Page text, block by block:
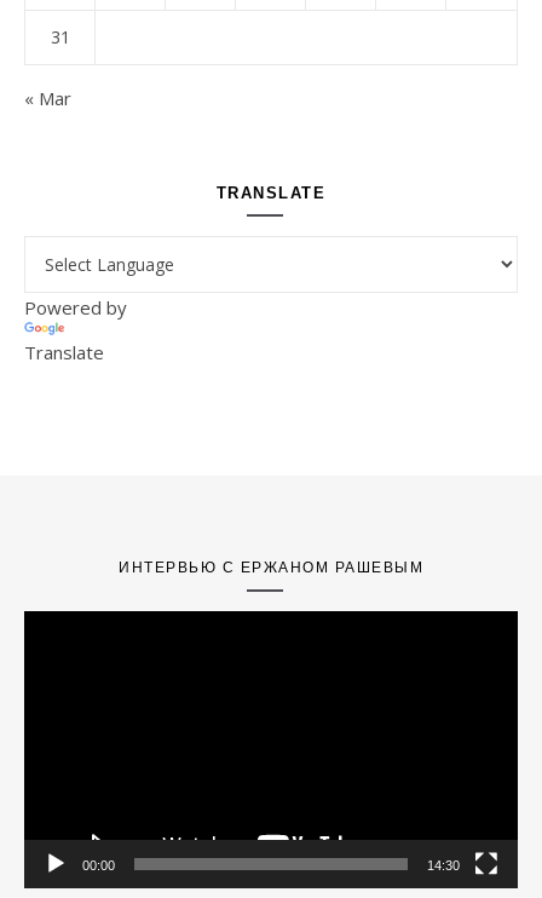
31
« Mar
TRANSLATE
Powered by
Translate
ИНТЕРВЬЮ С ЕРЖАНОМ РАШЕВЫМ
00:00 14:30